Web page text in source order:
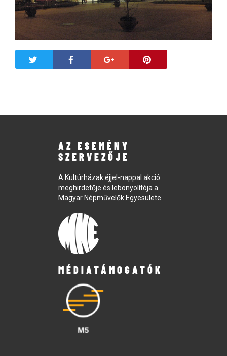
AZ ESEMÉNY
SZERVEZŐJE
A Kultúrházak éjjel-nappal akció
meghirdetője és lebonyolítója a
Magyar Népművelők Egyesülete.
MÉDIATÁMOGATÓK